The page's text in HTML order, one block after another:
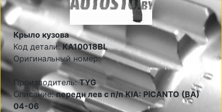
Крыло кузова
Код детали:KA10018BL
Оригинальный номер:
Производитель:TYG
Описание:передн лев с п/п KIA: PICANTO (BA)
04-06